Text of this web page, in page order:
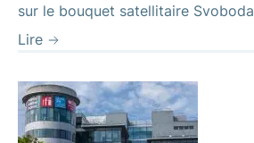
sur le bouquet satellitaire Svoboda
Lire